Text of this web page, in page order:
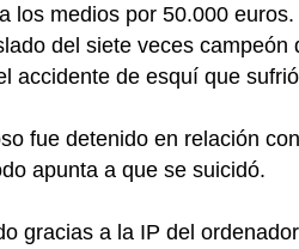
los medios por 50.000
del siete veces
accidente de esquí que
fue detenido en relación
apunta a que se suicidó.
gracias a la IP del